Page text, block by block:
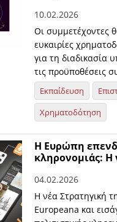
10.02.2026
Οι συμμετέχοντες
ευκαιρίες
για τη διαδικασία
τις προϋποθέσεις
Εκπαίδευση
Χρηματοδότηση
Η Ευρώπη
κληρονομιάς: H
04.02.2026
Η νέα Στρατηγική
Europeana και